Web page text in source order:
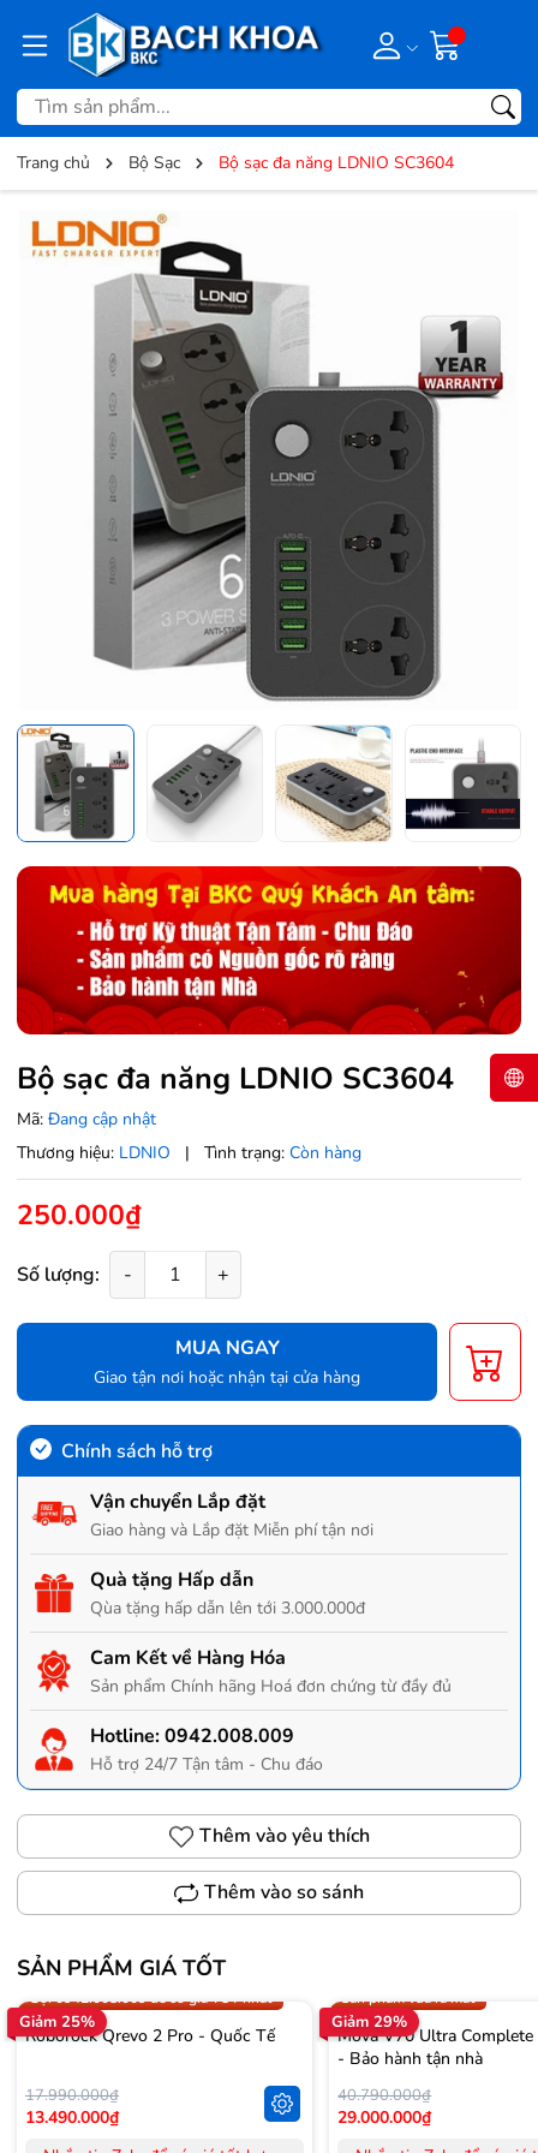
Trang chủ Bộ Sạc Bộ sạc đa năng LDNIO SC3604
Bộ sạc đa năng LDNIO SC3604
Mã: Đang cập nhật
Thương hiệu: LDNIO | Tình trạng: Còn hàng
250.000₫
Số lượng: - +
MUA NGAY
Giao tận nơi hoặc nhận tại cửa hàng
Chính sách hỗ trợ
Vận chuyển Lắp đặt
Giao hàng và Lắp đặt Miễn phí tận nơi
Quà tặng Hấp dẫn
Qùa tặng hấp dẫn lên tới 3.000.000đ
Cam Kết về Hàng Hóa
Sản phẩm Chính hãng Hoá đơn chứng từ đầy đủ
Hotline:0942.008.009
Hỗ trợ 24/7 Tận tâm - Chu đáo
Thêm vào yêu thích
Thêm vào so sánh
SẢN PHẨM GIÁ TỐT
Giảm 25%
Trợ giá 300.000đ
Gọi 0942.008.009 để có giá TỐT nhất
Roborock Qrevo 2 Pro - Quốc Tế
17.990.000₫
13.490.000₫
Giảm 29%
Sản phẩm vừa ra mắt
Mova V70 Ultra
- Bảo hành tận nhà
40.790.000₫
29.000.000₫